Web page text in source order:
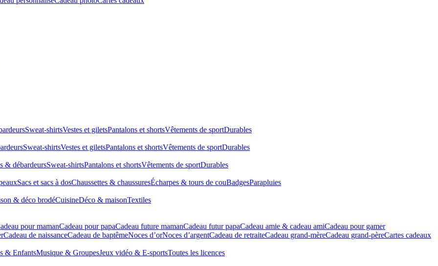
Sweat-shirtsVestes et giletsPantalons et shortsVêtements de sportDurables
Sweat-shirtsVestes et giletsPantalons et shortsVêtements de sportDurables
& débardeursSweat-shirtsPantalons et shortsVêtements de sportDurables
Sacs et sacs à dosChaussettes & chaussuresÉcharpes & tours de couBadgesParapluies
& déco brodéCuisineDéco & maisonTextiles
pour mamanCadeau pour papaCadeau future mamanCadeau futur papaCadeau amie & cadeau amiCadeau pour gamer
Cadeau de naissanceCadeau de baptêmeNoces d’orNoces d’argentCadeau de retraiteCadeau grand-mèreCadeau grand-pèreCartes cadeaux
& EnfantsMusique & GroupesJeux vidéo & E-sportsToutes les licences